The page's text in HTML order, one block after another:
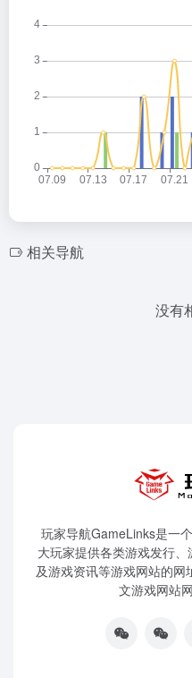
相关导航
没有
玩家导航GameLinks是一
大玩家提供各类游戏发行
及游戏资讯等游戏网站的网
文游戏网站